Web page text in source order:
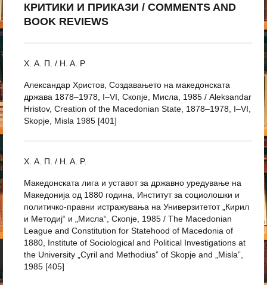
КРИТИКИ И ПРИКАЗИ / COMMENTS AND
BOOK REVIEWS
Х. А. П. / H. A. P
Александар Христов, Создавањето на македонската
држава 1878–1978, I–VI, Скопје, Мисла, 1985 / Aleksandar
Hristov, Creation of the Macedonian State, 1878–1978, I–VI,
Skopje, Misla 1985 [401]
Х. А. П. / H. A. P.
Македонската лига и уставот за државно уредување на
Македонија од 1880 година, Институт за социолошки и
политичко-правни истражувања на Универзитетот „Кирил
и Методиј“ и „Мисла“, Скопје, 1985 / The Macedonian
League and Constitution for Statehood of Macedonia of
1880, Institute of Sociological and Political Investigations at
the University „Cyril and Methodius” of Skopje and „Misla”,
1985 [405]